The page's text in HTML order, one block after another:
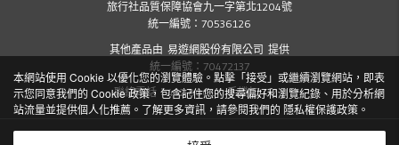
旅行社品質保障協會九一字第北1204號
統一編號：70536126
其他產品由 易遊網股份有限公司 提供
統一編號：70472137
聯絡電話：412-8001 ( 手機加 02 )
本網站使用 Cookie 以優化您的瀏覽體驗。點擊「接受」或繼續瀏覽網站，即表
示您同意我們的 Cookie 政策，包含記住您的搜尋偏好和瀏覽紀錄、用於分析網
站流量並提供個人化推薦。了解更多資訊，請參閱我們的 隱私權保護政策 。